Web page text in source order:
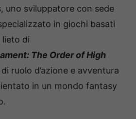
uno sviluppatore con sede
in giochi basati
lieto di
The Order of High
ruolo d’azione e avventura
in un mondo fantasy